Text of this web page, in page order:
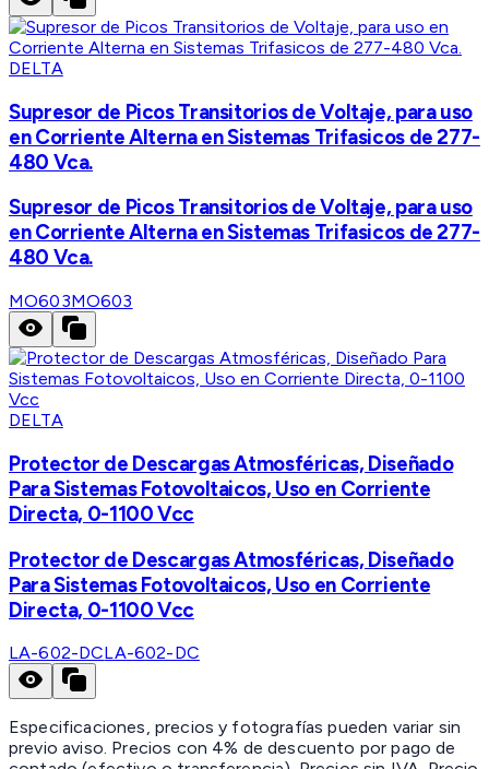
DELTA
Supresor de Picos Transitorios de Voltaje, para uso
en Corriente Alterna en Sistemas Trifasicos de 277-
480 Vca.
Supresor de Picos Transitorios de Voltaje, para uso
en Corriente Alterna en Sistemas Trifasicos de 277-
480 Vca.
MO603MO603
DELTA
Protector de Descargas Atmosféricas, Diseñado
Para Sistemas Fotovoltaicos, Uso en Corriente
Directa, 0-1100 Vcc
Protector de Descargas Atmosféricas, Diseñado
Para Sistemas Fotovoltaicos, Uso en Corriente
Directa, 0-1100 Vcc
LA-602-DCLA-602-DC
Especificaciones, precios y fotografías pueden variar sin
previo aviso. Precios con 4% de descuento por pago de